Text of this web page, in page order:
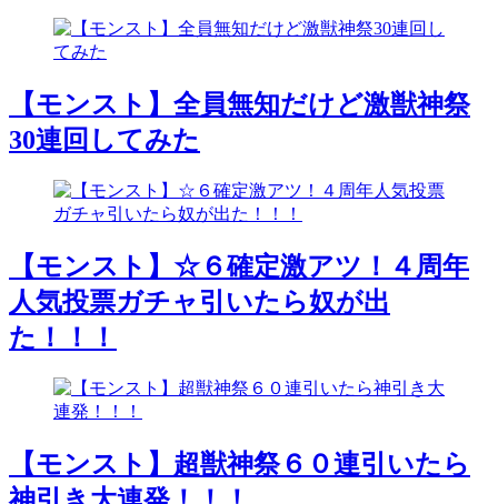
【モンスト】全員無知だけど激獣神祭
30連回してみた
【モンスト】☆６確定激アツ！４周年
人気投票ガチャ引いたら奴が出
た！！！
【モンスト】超獣神祭６０連引いたら